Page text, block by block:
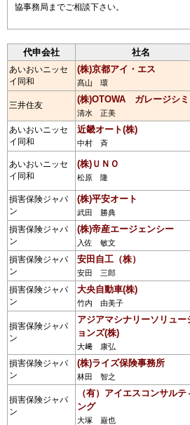
協事務局までご相談下さい。
代申会社 社名
あいおいニッセ
イ同和
(株)京都アイ・エス
髙山 環
三井住友
(株)OTOWA ガレージシ
清水 正美
あいおいニッセ
イ同和
近畿オート(株)
中村 斉
あいおいニッセ
イ同和
(株)ＵＮＯ
松原 隆
損害保険ジャパ
ン
(株)平安オート
武田 勝典
損害保険ジャパ
ン
(株)帝産エージェンシー
入佐 敏文
損害保険ジャパ
ン
安田自工（株）
安田 三郎
損害保険ジャパ
ン
大央自動車(株)
竹内 由美子
損害保険ジャパ
ン
アジアマシナリーソリュー
ョンズ(株)
大﨑 康弘
損害保険ジャパ
ン
(株)ライズ保険事務所
林田 智之
損害保険ジャパ
ン
（有）アイエスコンサルテ
ング
大塚 巌也